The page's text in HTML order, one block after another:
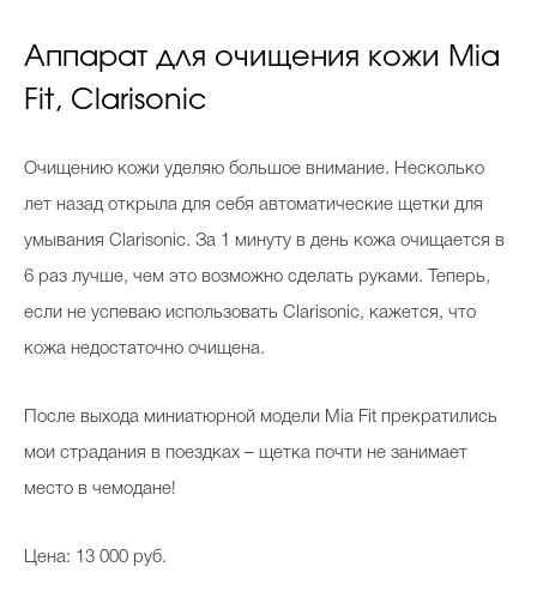
Аппарат для очищения кожи Mia
Fit, Clarisonic
Очищению кожи уделяю большое внимание. Несколько
лет назад открыла для себя автоматические щетки для
умывания Clarisonic. За 1 минуту в день кожа очищается в
6 раз лучше, чем это возможно сделать руками. Теперь,
если не успеваю использовать Clarisonic, кажется, что
кожа недостаточно очищена.
После выхода миниатюрной модели Mia Fit прекратились
мои страдания в поездках – щетка почти не занимает
место в чемодане!
Цена: 13 000 руб.